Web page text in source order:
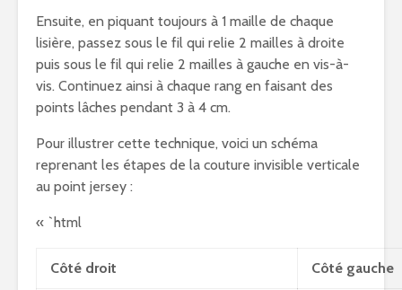
Ensuite, en piquant toujours à 1 maille de chaque
lisière, passez sous le fil qui relie 2 mailles à droite
puis sous le fil qui relie 2 mailles à gauche en vis-à-
vis. Continuez ainsi à chaque rang en faisant des
points lâches pendant 3 à 4 cm.
Pour illustrer cette technique, voici un schéma
reprenant les étapes de la couture invisible verticale
au point jersey :
« `html
Côté droit Côté gauche